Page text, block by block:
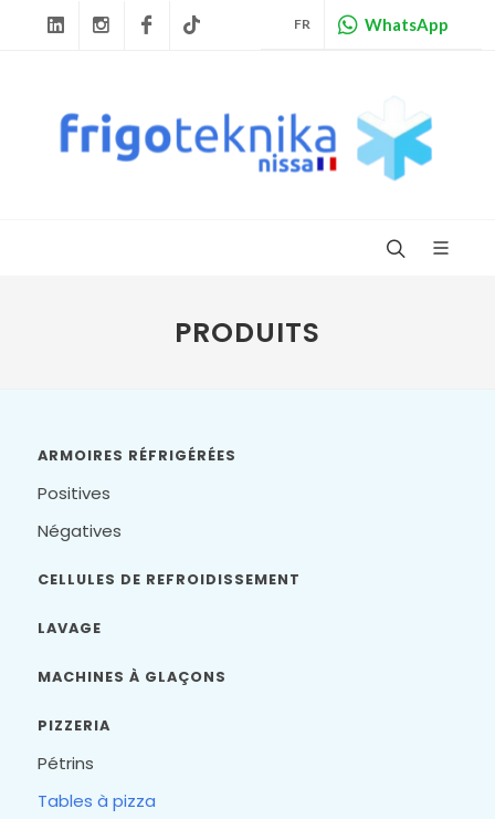
LinkedinInstagramFacebook FR WhatsApp
PRODUITS
ARMOIRES RÉFRIGÉRÉES
Positives
Négatives
CELLULES DE REFROIDISSEMENT
LAVAGE
MACHINES À GLAÇONS
PIZZERIA
Pétrins
Tables à pizza